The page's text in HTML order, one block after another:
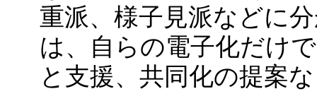
重派、様子見派などに
は、自らの電子化だけ
と支援、共同化の提案